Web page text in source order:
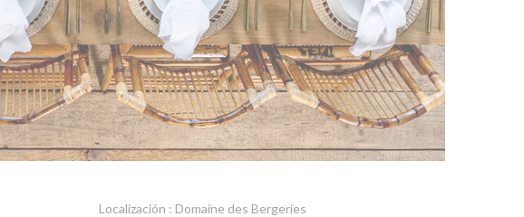
Localización : Domaine des Bergeries